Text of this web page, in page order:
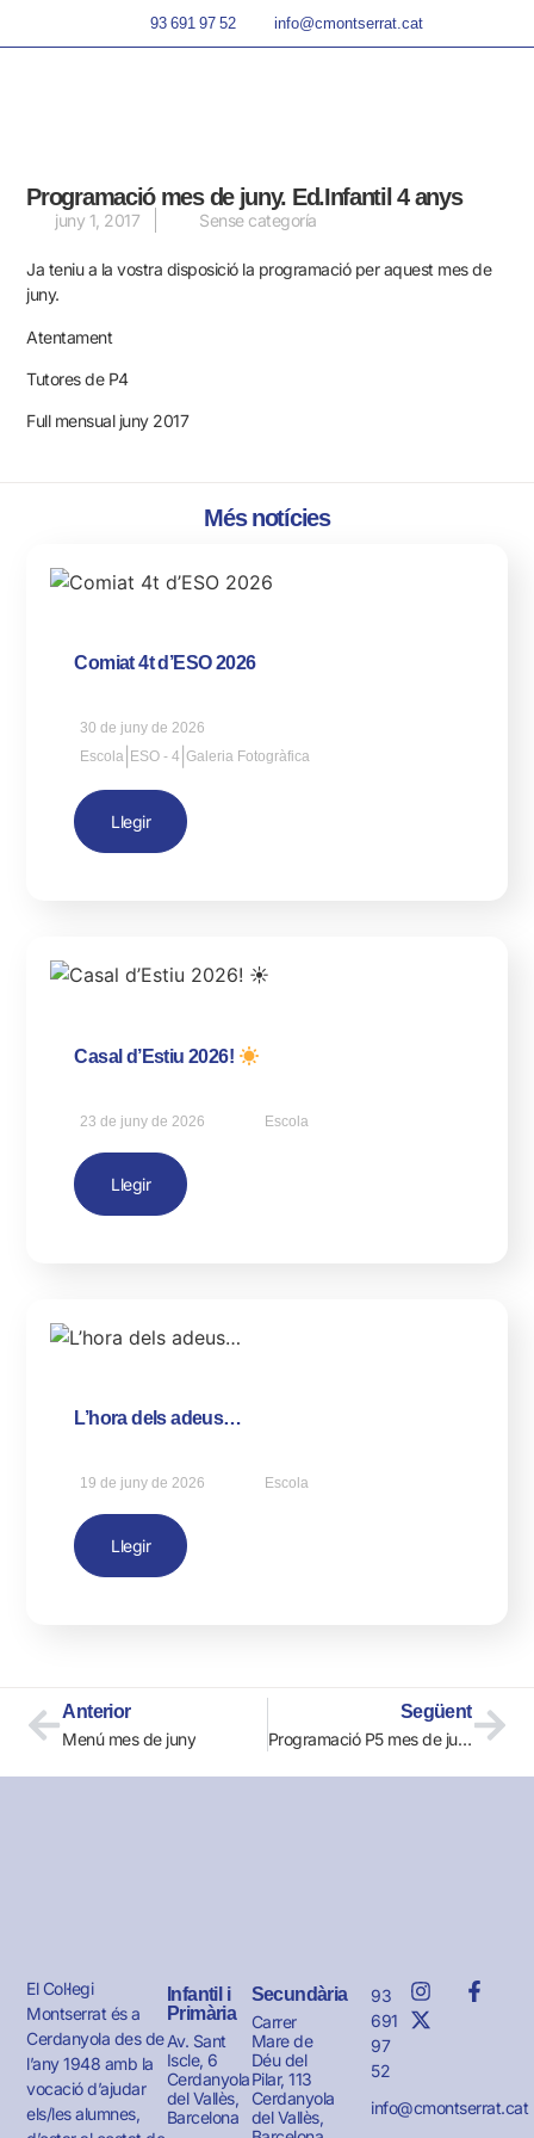
93 691 97 52 info@cmontserrat.cat
Programació mes de juny. Ed.Infantil 4 anys
juny 1, 2017 Sense categoría
Ja teniu a la vostra disposició la programació per aquest mes de
juny.
Atentament
Tutores de P4
Full mensual juny 2017
Més notícies
Comiat 4t d’ESO 2026
30 de juny de 2026
Escola ESO - 4 |Galeria Fotogràfica
Llegir
Casal d’Estiu 2026!
23 de juny de 2026 Escola
Llegir
L’hora dels adeus…
19 de juny de 2026 Escola
Llegir
Anterior
Menú mes de juny
Següent
Programació P5 mes de juny
El Col·legi
Montserrat és a
Cerdanyola des de
l’any 1948 amb la
vocació d’ajudar
els/les alumnes,
Infantil i
Primària
Av. Sant
Iscle, 6
Cerdanyola
del Vallès,
Barcelona
Secundària
Carrer
Mare de
Déu del
Pilar, 113
Cerdanyola
del Vallès,
93
691
97
52
info@cmontserrat.cat